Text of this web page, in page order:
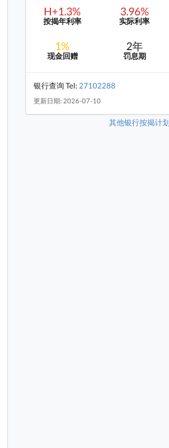
H+1.3%
按揭年利率
3.96%
实际利率
1%
现金回赠
2年
罚息期
银行查询 Tel: 27102288
更新日期: 2026-07-10
其他银行按揭计划